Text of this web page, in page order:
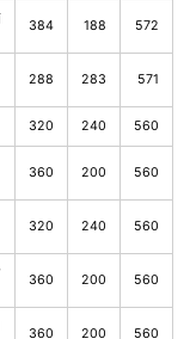
384 188 572
288 283 571
320 240 560
360 200 560
320 240 560
360 200 560
360 200 560